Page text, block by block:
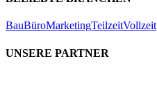
BauBüroMarketingTeilzeitVollzeit
UNSERE PARTNER